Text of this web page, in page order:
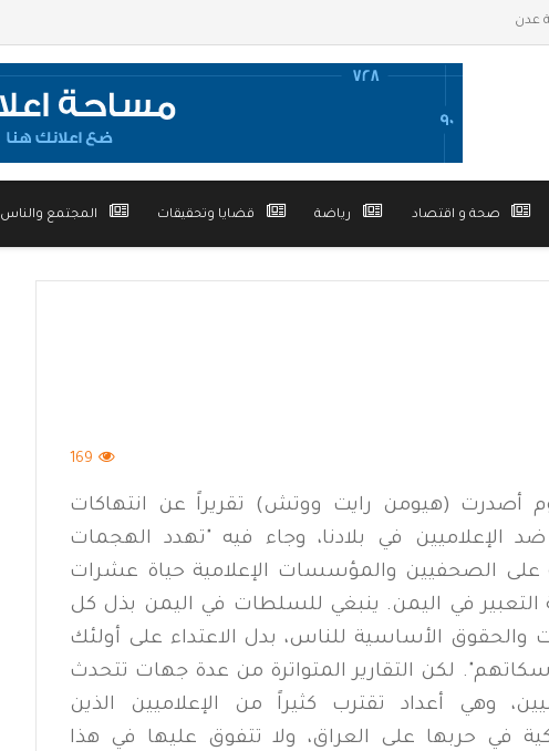
صحة و اقتصاد رياضة قضايا وتحقيقات المجتمع والناس
169
أصدرت (هيومن رايت ووتش) تقريراً عن انتهاكات
الإعلاميين في بلادنا، وجاء فيه "تهدد الهجمات
على الصحفيين والمؤسسات الإعلامية حياة عشرات
في اليمن. ينبغي للسلطات في اليمن بذل كل
والحقوق الأساسية للناس، بدل الاعتداء على أولئك
لكن التقارير المتواترة من عدة جهات تتحدث
وهي أعداد تقترب كثيراً من الإعلاميين الذين
في حربها على العراق، ولا تتفوق عليها في هذا